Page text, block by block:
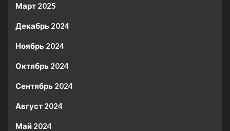
Март 2025
Декабрь 2024
Ноябрь 2024
Октябрь 2024
Сентябрь 2024
Август 2024
Май 2024